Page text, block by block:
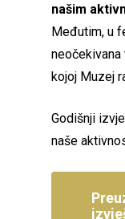
našim
Međutim, u
neočekivana
kojoj Muzej
Godišnji
naše